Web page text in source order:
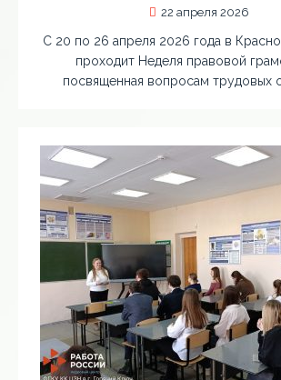
22 апреля 2026
С 20 по 26 апреля 2026 года в
проходит Неделя правовой
посвященная вопросам трудовых